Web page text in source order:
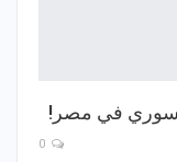
في مصر!